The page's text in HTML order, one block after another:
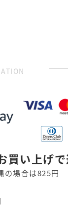
買い上げ
の場合は825円